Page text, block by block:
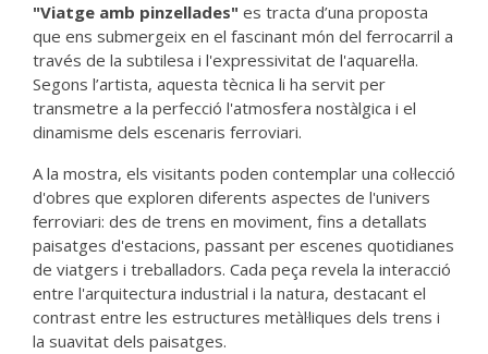
"Viatge amb pinzellades" es tracta d’una proposta
que ens submergeix en el fascinant món del ferrocarril a
través de la subtilesa i l'expressivitat de l'aquarel·la.
Segons l’artista, aquesta tècnica li ha servit per
transmetre a la perfecció l'atmosfera nostàlgica i el
dinamisme dels escenaris ferroviari.
A la mostra, els visitants poden contemplar una col·lecció
d'obres que exploren diferents aspectes de l'univers
ferroviari: des de trens en moviment, fins a detallats
paisatges d'estacions, passant per escenes quotidianes
de viatgers i treballadors. Cada peça revela la interacció
entre l'arquitectura industrial i la natura, destacant el
contrast entre les estructures metàl·liques dels trens i
la suavitat dels paisatges.